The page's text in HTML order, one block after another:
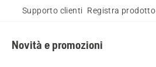
Supporto clienti Registra prodotto
Novità e promozioni